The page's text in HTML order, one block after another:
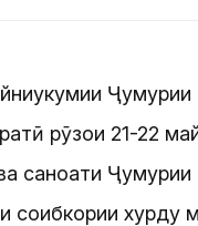
рӯзҳои 21-22
Ҷумҳурии
соҳибкории хурду